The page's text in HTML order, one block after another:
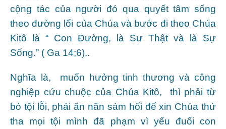
cộng tác của người đó qua quyết tâm sống
theo đường lối của Chúa và bước đi theo Chúa
Kitô là “ Con Đường, là Sư Thật và là Sự
Sống.” ( Ga 14;6)..
Nghĩa là, muốn hưởng tinh thương và công
nghiệp cứu chuộc của Chúa Kitô, thì phải từ
bó tội lỗi, phải ăn năn sám hối để xin Chúa thứ
tha mọi tội mình đã phạm vì yếu đuối con